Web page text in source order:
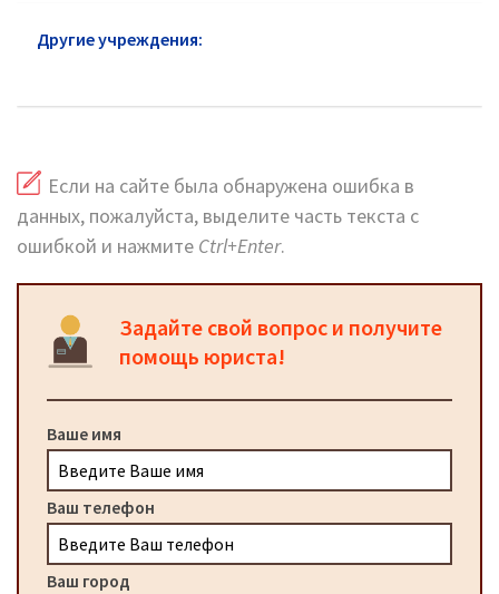
Другие учреждения:
Если на сайте была обнаружена ошибка в
данных, пожалуйста, выделите часть текста с
ошибкой и нажмите Ctrl+Enter.
Задайте свой вопрос и получите
помощь юриста!
Ваше имя
Ваш телефон
Ваш город